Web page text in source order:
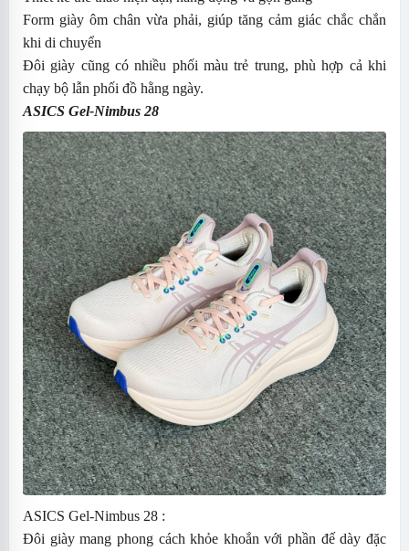
Form giày ôm chân vừa phải, giúp tăng cảm giác chắc chắn
khi di chuyển
Đôi giày cũng có nhiều phối màu trẻ trung, phù hợp cả khi
chạy bộ lẫn phối đồ hằng ngày.
ASICS Gel-Nimbus 28
ASICS Gel-Nimbus 28 :
Đôi giày mang phong cách khỏe khoắn với phần đế dày đặc